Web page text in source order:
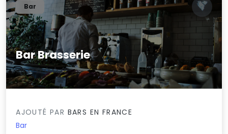
Bar Brasserie
0/5
Bar
AJOUTÉ PAR BARS EN FRANCE
Bar